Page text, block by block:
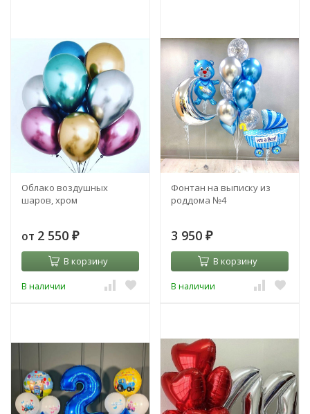
Облако воздушных
шаров, хром
от 2 550 ₽
В корзину
В наличии
Фонтан на выписку из
роддома №4
3 950 ₽
В корзину
В наличии